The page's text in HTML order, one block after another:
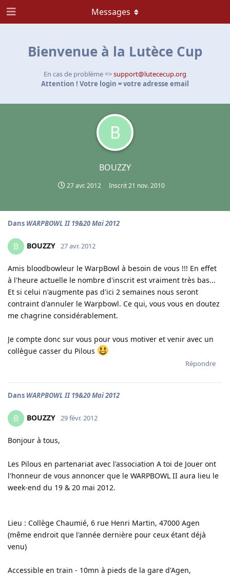
Bienvenue à la Lutèce Cup
En cas de problème =>support@lutececup.org
Attention ! Votre login = votre adresse email
B
BOUZZY
27 avr. 2012 Inscrit21 nov. 2010
Messages
Dans WARPBOWL II 19&20 Mai 2012
B BOUZZY 27 avr. 2012
Amis bloodbowleur le WarpBowl à besoin de vous !!! En effet
à l'heure actuelle le nombre d'inscrit est vraiment très bas...
Et si celui n'augmente pas d'ici 2 semaines nous seront
contraint d'annuler le Warpbowl. Ce qui, vous vous en doutez
me chagrine considérablement.
Je compte donc sur vous pour vous motiver et venir avec un
collègue casser du Pilous
Répondre
Dans WARPBOWL II 19&20 Mai 2012
B BOUZZY 29 févr. 2012
Bonjour à tous,
Les Pilous en partenariat avec l'association A toi de Jouer ont
l'honneur de vous annoncer que le WARPBOWL II aura lieu le
week-end du 19 & 20 mai 2012.
Lieu : Collège Chaumié, 6 rue Henri Martin, 47000 Agen
(même endroit que l'année dernière pour ceux étant déjà
venu)
Accessible en train - 10mn à pieds de la gare d'Agen,